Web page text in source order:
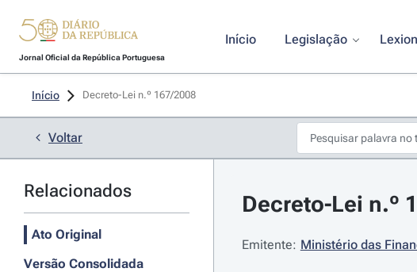
Jornal Oficial da República Portuguesa
Início Legislação
Início Decreto-Lei n.º 167/2008
Voltar
Relacionados
Ato Original
Versão Consolidada
Decreto-Lei n.º
Emitente: Ministério das